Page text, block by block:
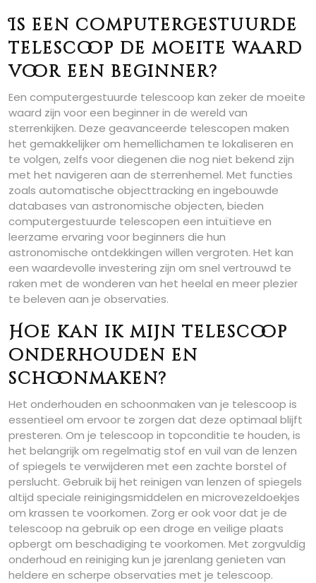
Is een computergestuurde
telescoop de moeite waard
voor een beginner?
Een computergestuurde telescoop kan zeker de moeite
waard zijn voor een beginner in de wereld van
sterrenkijken. Deze geavanceerde telescopen maken
het gemakkelijker om hemellichamen te lokaliseren en
te volgen, zelfs voor diegenen die nog niet bekend zijn
met het navigeren aan de sterrenhemel. Met functies
zoals automatische objecttracking en ingebouwde
databases van astronomische objecten, bieden
computergestuurde telescopen een intuïtieve en
leerzame ervaring voor beginners die hun
astronomische ontdekkingen willen vergroten. Het kan
een waardevolle investering zijn om snel vertrouwd te
raken met de wonderen van het heelal en meer plezier
te beleven aan je observaties.
Hoe kan ik mijn telescoop
onderhouden en
schoonmaken?
Het onderhouden en schoonmaken van je telescoop is
essentieel om ervoor te zorgen dat deze optimaal blijft
presteren. Om je telescoop in topconditie te houden, is
het belangrijk om regelmatig stof en vuil van de lenzen
of spiegels te verwijderen met een zachte borstel of
perslucht. Gebruik bij het reinigen van lenzen of spiegels
altijd speciale reinigingsmiddelen en microvezeldoekjes
om krassen te voorkomen. Zorg er ook voor dat je de
telescoop na gebruik op een droge en veilige plaats
opbergt om beschadiging te voorkomen. Met zorgvuldig
onderhoud en reiniging kun je jarenlang genieten van
heldere en scherpe observaties met je telescoop.